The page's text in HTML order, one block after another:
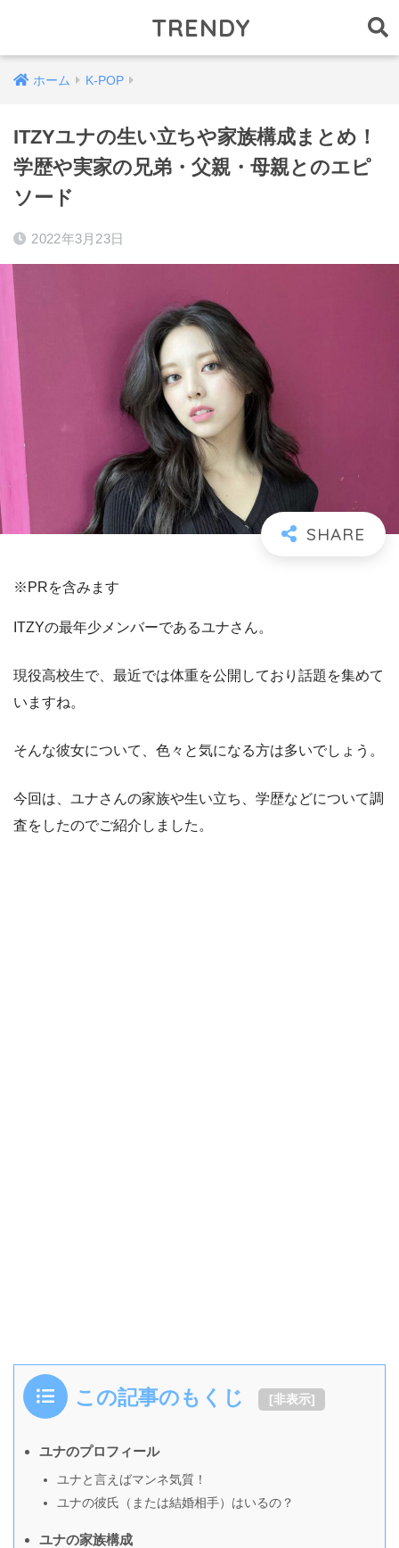
TRENDY
ホーム K-POP
ITZYユナの生い立ちや家族構成まとめ！
学歴や実家の兄弟・父親・母親とのエピ
ソード
2022年3月23日
※PRを含みます
ITZYの最年少メンバーであるユナさん。
現役高校生で、最近では体重を公開しており話題を集めて
いますね。
そんな彼女について、色々と気になる方は多いでしょう。
今回は、ユナさんの家族や生い立ち、学歴などについて調
査をしたのでご紹介しました。
この記事のもくじ [非表示]
ユナのプロフィール
ユナと言えばマンネ気質！
ユナの彼氏（または結婚相手）はいるの？
ユナの家族構成